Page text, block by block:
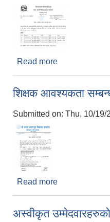
Read more
शिक्षक आवश्यकता
Submitted on: Thu, 10/19/
Read more
अस्वीकृत